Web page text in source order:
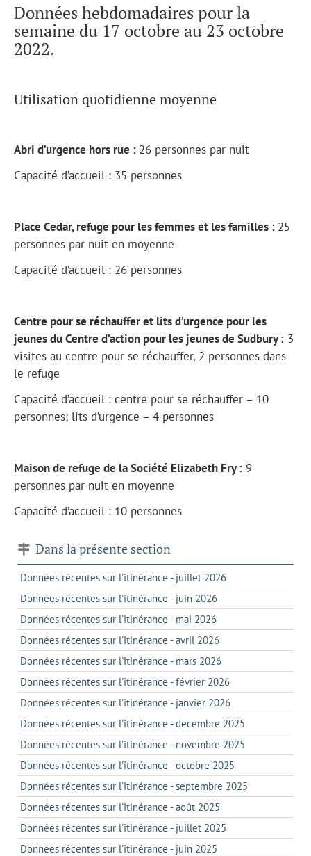
Données hebdomadaires pour la
semaine du 17 octobre au 23 octobre
2022.
Utilisation quotidienne moyenne
Abri d’urgence hors rue : 26 personnes par nuit
Capacité d’accueil : 35 personnes
Place Cedar, refuge pour les femmes et les familles : 25
personnes par nuit en moyenne
Capacité d’accueil : 26 personnes
Centre pour se réchauffer et lits d’urgence pour les
jeunes du Centre d’action pour les jeunes de Sudbury : 3
visites au centre pour se réchauffer, 2 personnes dans
le refuge
Capacité d’accueil : centre pour se réchauffer – 10
personnes; lits d’urgence – 4 personnes
Maison de refuge de la Société Elizabeth Fry : 9
personnes par nuit en moyenne
Capacité d’accueil : 10 personnes
Dans la présente section
Données récentes sur l'itinérance - juillet 2026
Données récentes sur l'itinérance - juin 2026
Données récentes sur l'itinérance - mai 2026
Données récentes sur l'itinérance - avril 2026
Données récentes sur l'itinérance - mars 2026
Données récentes sur l'itinérance - février 2026
Données récentes sur l'itinérance - janvier 2026
Données récentes sur l'itinérance - decembre 2025
Données récentes sur l'itinérance - novembre 2025
Données récentes sur l'itinérance - octobre 2025
Données récentes sur l'itinérance - septembre 2025
Données récentes sur l'itinérance - août 2025
Données récentes sur l'itinérance - juillet 2025
Données récentes sur l'itinérance - juin 2025